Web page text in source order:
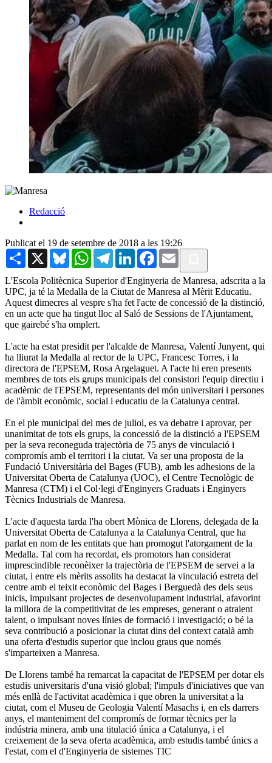
Redacció
Publicat el 19 de setembre de 2018 a les 19:26
Share X BlueskyWhatsAppTelegramLinkedInFacebook
Email
L'Escola Politècnica Superior d'Enginyeria de Manresa, adscrita a la
UPC, ja té la Medalla de la Ciutat de Manresa al Mèrit Educatiu.
Aquest dimecres al vespre s'ha fet l'acte de concessió de la distinció,
en un acte que ha tingut lloc al Saló de Sessions de l'Ajuntament,
que gairebé s'ha omplert.
L'acte ha estat presidit per l'alcalde de Manresa, Valentí Junyent, qui
ha lliurat la Medalla al rector de la UPC, Francesc Torres, i la
directora de l'EPSEM, Rosa Argelaguet. A l'acte hi eren presents
membres de tots els grups municipals del consistori l'equip directiu i
acadèmic de l'EPSEM, representants del món universitari i persones
de l'àmbit econòmic, social i educatiu de la Catalunya central.
En el ple municipal del mes de juliol, es va debatre i aprovar, per
unanimitat de tots els grups, la concessió de la distinció a l'EPSEM
per la seva reconeguda trajectòria de 75 anys de vinculació i
compromís amb el territori i la ciutat. Va ser una proposta de la
Fundació Universitària del Bages (FUB), amb les adhesions de la
Universitat Oberta de Catalunya (UOC), el Centre Tecnològic de
Manresa (CTM) i el Col·legi d'Enginyers Graduats i Enginyers
Tècnics Industrials de Manresa.
L'acte d'aquesta tarda l'ha obert Mònica de Llorens, delegada de la
Universitat Oberta de Catalunya a la Catalunya Central, que ha
parlat en nom de les entitats que han promogut l'atorgament de la
Medalla. Tal com ha recordat, els promotors han considerat
imprescindible reconèixer la trajectòria de l'EPSEM de servei a la
ciutat, i entre els mèrits assolits ha destacat la vinculació estreta del
centre amb el teixit econòmic del Bages i Berguedà des dels seus
inicis, impulsant projectes de desenvolupament industrial, afavorint
la millora de la competitivitat de les empreses, generant o atraient
talent, o impulsant noves línies de formació i investigació; o bé la
seva contribució a posicionar la ciutat dins del context català amb
una oferta d'estudis superior que inclou graus que només
s'imparteixen a Manresa.
De Llorens també ha remarcat la capacitat de l'EPSEM per dotar els
estudis universitaris d'una visió global; l'impuls d'iniciatives que van
més enllà de l'activitat acadèmica i que obren la universitat a la
ciutat, com el Museu de Geologia Valentí Masachs i, en els darrers
anys, el manteniment del compromís de formar tècnics per la
indústria minera, amb una titulació única a Catalunya, i el
creixement de la seva oferta acadèmica, amb estudis també únics a
l'estat, com el d'Enginyeria de sistemes TIC